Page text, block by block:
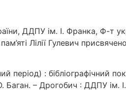
ДДПУ ім. І. Франка, Ф-т
Лілії Гулевич
період) : бібліографічний
Баган. – Дрогобич : ДДПУ ім.